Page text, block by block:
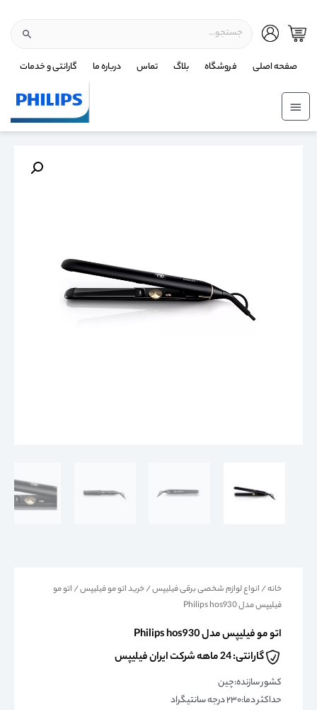
صفحه اصلی فروشگاه بلاگ تماس درباره ما گارانتی و خدمات
خانه/ انواع لوازم شخصی برقی فیلیپس/خرید اتو مو فیلیپس/ اتو مو
فیلیپس مدل Philips hos930
اتو مو فیلیپس مدل Philips hos930
گارانتی: 24 ماهه شرکت ایران فیلیپس
کشور سازنده:چین
حداکثر دما:۲۳۰ درجه سانتیگراد